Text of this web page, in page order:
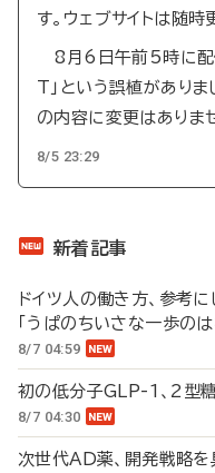
す。ウェブサイトは随時
8月6日午前5時に配
T」という誤植がありま
の内容に変更はありま
8/5 23:29
新着記事
ドイツ人の働き方、参
「うぱのちいさな一歩のは
8/7 04:59
初の低分子GLP-1、2型
8/7 04:30
次世代AD薬、開発戦略